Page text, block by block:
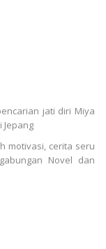
jati diri Miya
motivasi, cerita seru
Novel dan